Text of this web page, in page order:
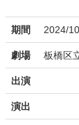
期間 2024/
劇場 板橋区
出演
演出